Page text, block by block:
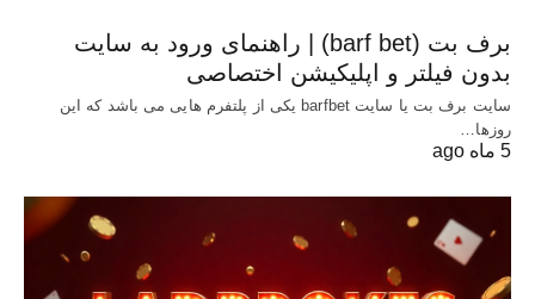
برف بت (barf bet) | راهنمای ورود به سایت
بدون فیلتر و اپلیکیشن اختصاصی
سایت برف بت یا سایت barfbet یکی از پلتفرم‌ هایی می باشد که این
روزها…
5 ماه ago